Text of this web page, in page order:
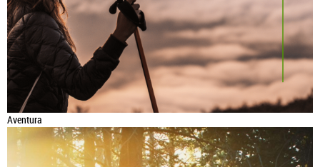
Aventura